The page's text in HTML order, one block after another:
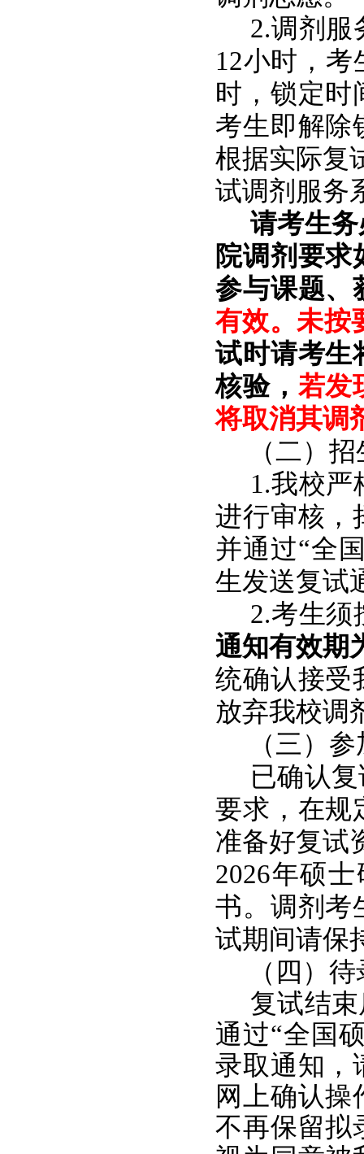
2.调剂服
12小时，
时，锁定时
考生即解除
根据实际复
试调剂服
请考生务
院调剂要求
参与课题、
有效。未按
试时请考生
核验， 若发
将取消其调
（二）
1.我校
进行审核，
并通过“全
生发送复试
2.考生须
通知有效期
统确认接受
放弃我校调
（三）
已确认
要求，在规
准备好复试
2026年硕
书。调剂考
试期间请保
（四）
复试结
通过“全国
录取通知，
网上确认
不再保留拟